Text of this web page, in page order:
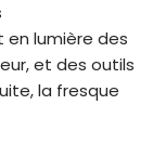
lumière des
et des outils
la fresque